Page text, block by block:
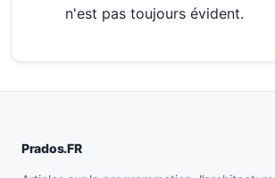
n'est pas toujours évident.
Prados.FR